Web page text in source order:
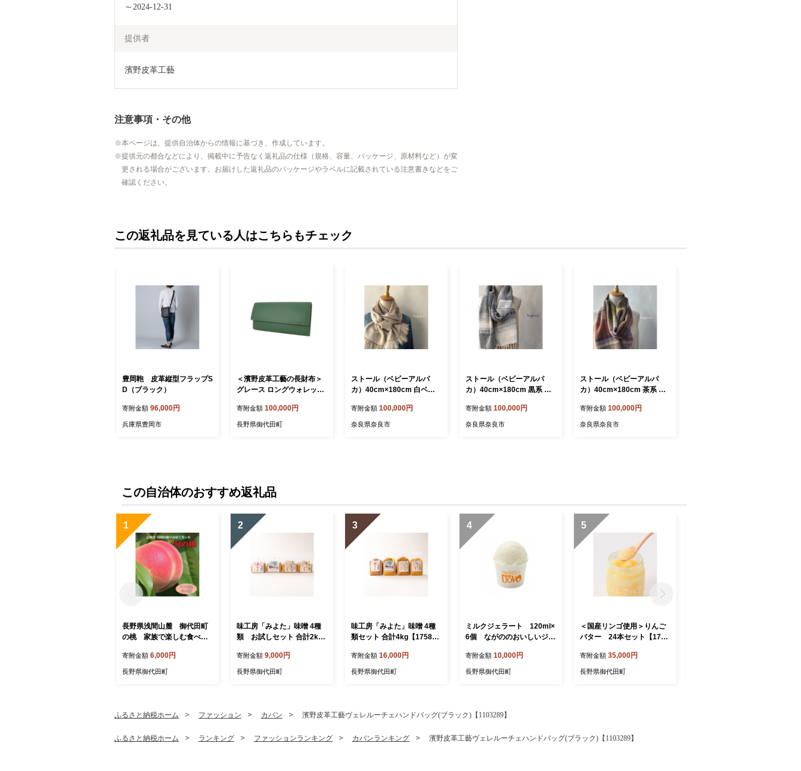
～2024-12-31
提供者
濱野皮革工藝
注意事項・その他
本ページは、提供自治体からの情報に基づき、作成しています。
提供元の都合などにより、掲載中に予告なく返礼品の仕様（規格、容量、パッケージ、原材料など）が変
更される場合がございます。お届けした返礼品のパッケージやラベルに記載されている注意書きなどをご
確認ください。
この返礼品を見ている人はこちらもチェック
豊岡鞄 皮革縦型フラップS
D（ブラック）
寄附金額 96,000円
兵庫県豊岡市
＜濱野皮革工藝の長財布＞
グレース ロングウォレット
【1749133】
寄附金額 100,000円
長野県御代田町
ストール（ベビーアルパ
カ）40cm×180cm 白ベー
県 奈良市 なら 100-015
寄附金額 100,000円
奈良県奈良市
ストール（ベビーアルパ
カ）40cm×180cm 黒系 合
なら 100-016
寄附金額 100,000円
奈良県奈良市
ストール（ベビーアルパ
カ）40cm×180cm 茶系 合
なら 100-017
寄附金額 100,000円
奈良県奈良市
この自治体のおすすめ返礼品
1
長野県浅間山麓 御代田町
の桃 家族で楽しむ食べ切
4261】
寄附金額 6,000円
長野県御代田町
2
味工房「みよた」味噌 4種
類 お試しセット 合計2kg
寄附金額 9,000円
長野県御代田町
3
味工房「みよた」味噌 4種
類セット 合計4kg【175848
寄附金額 16,000円
長野県御代田町
4
ミルクジェラート 120ml×
6個 ながののおいしいジェ
6】
寄附金額 10,000円
長野県御代田町
5
＜国産リンゴ使用＞りんご
バター 24本セット【1757
寄附金額 35,000円
長野県御代田町
ふるさと納税ホーム ファッション カバン 濱野皮革工藝ヴェレルーチェハンドバッグ(ブラック)【1103289】
ふるさと納税ホーム ランキング ファッションランキング カバンランキング 濱野皮革工藝ヴェレルーチェハンドバッグ(ブラック)【1103289】